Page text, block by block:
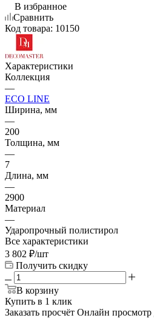
В избранное
Сравнить
Код товара: 10150
Характеристики
Коллекция
—
ECO LINE
Ширина, мм
—
200
Толщина, мм
—
7
Длина, мм
—
2900
Материал
—
Ударопрочный полистирол
Все характеристики
3 802 ₽/шт
Получить скидку
В корзину
Купить в 1 клик
Заказать просчёт Онлайн просмотр